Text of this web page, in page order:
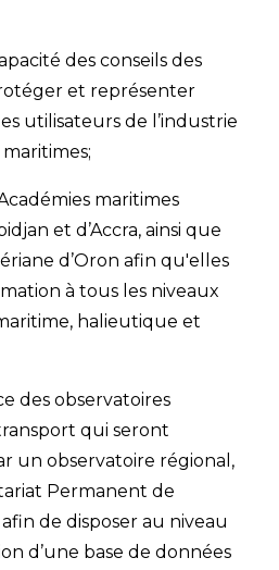
des conseils des
et représenter
utilisateurs de l’industrie
maritimes
et d’Accra, ainsi que
d’Oron afin qu'elles
à tous les niveaux
halieutique et
des observatoires
qui seront
un observatoire régional,
Permanent de
afin de disposer au niveau
d’une base de données